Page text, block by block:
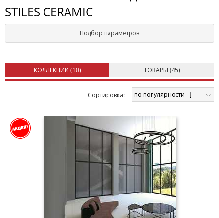
STILES CERAMIC
Подбор параметров
КОЛЛЕКЦИИ (10) ТОВАРЫ (45)
Cортировка: по популярности